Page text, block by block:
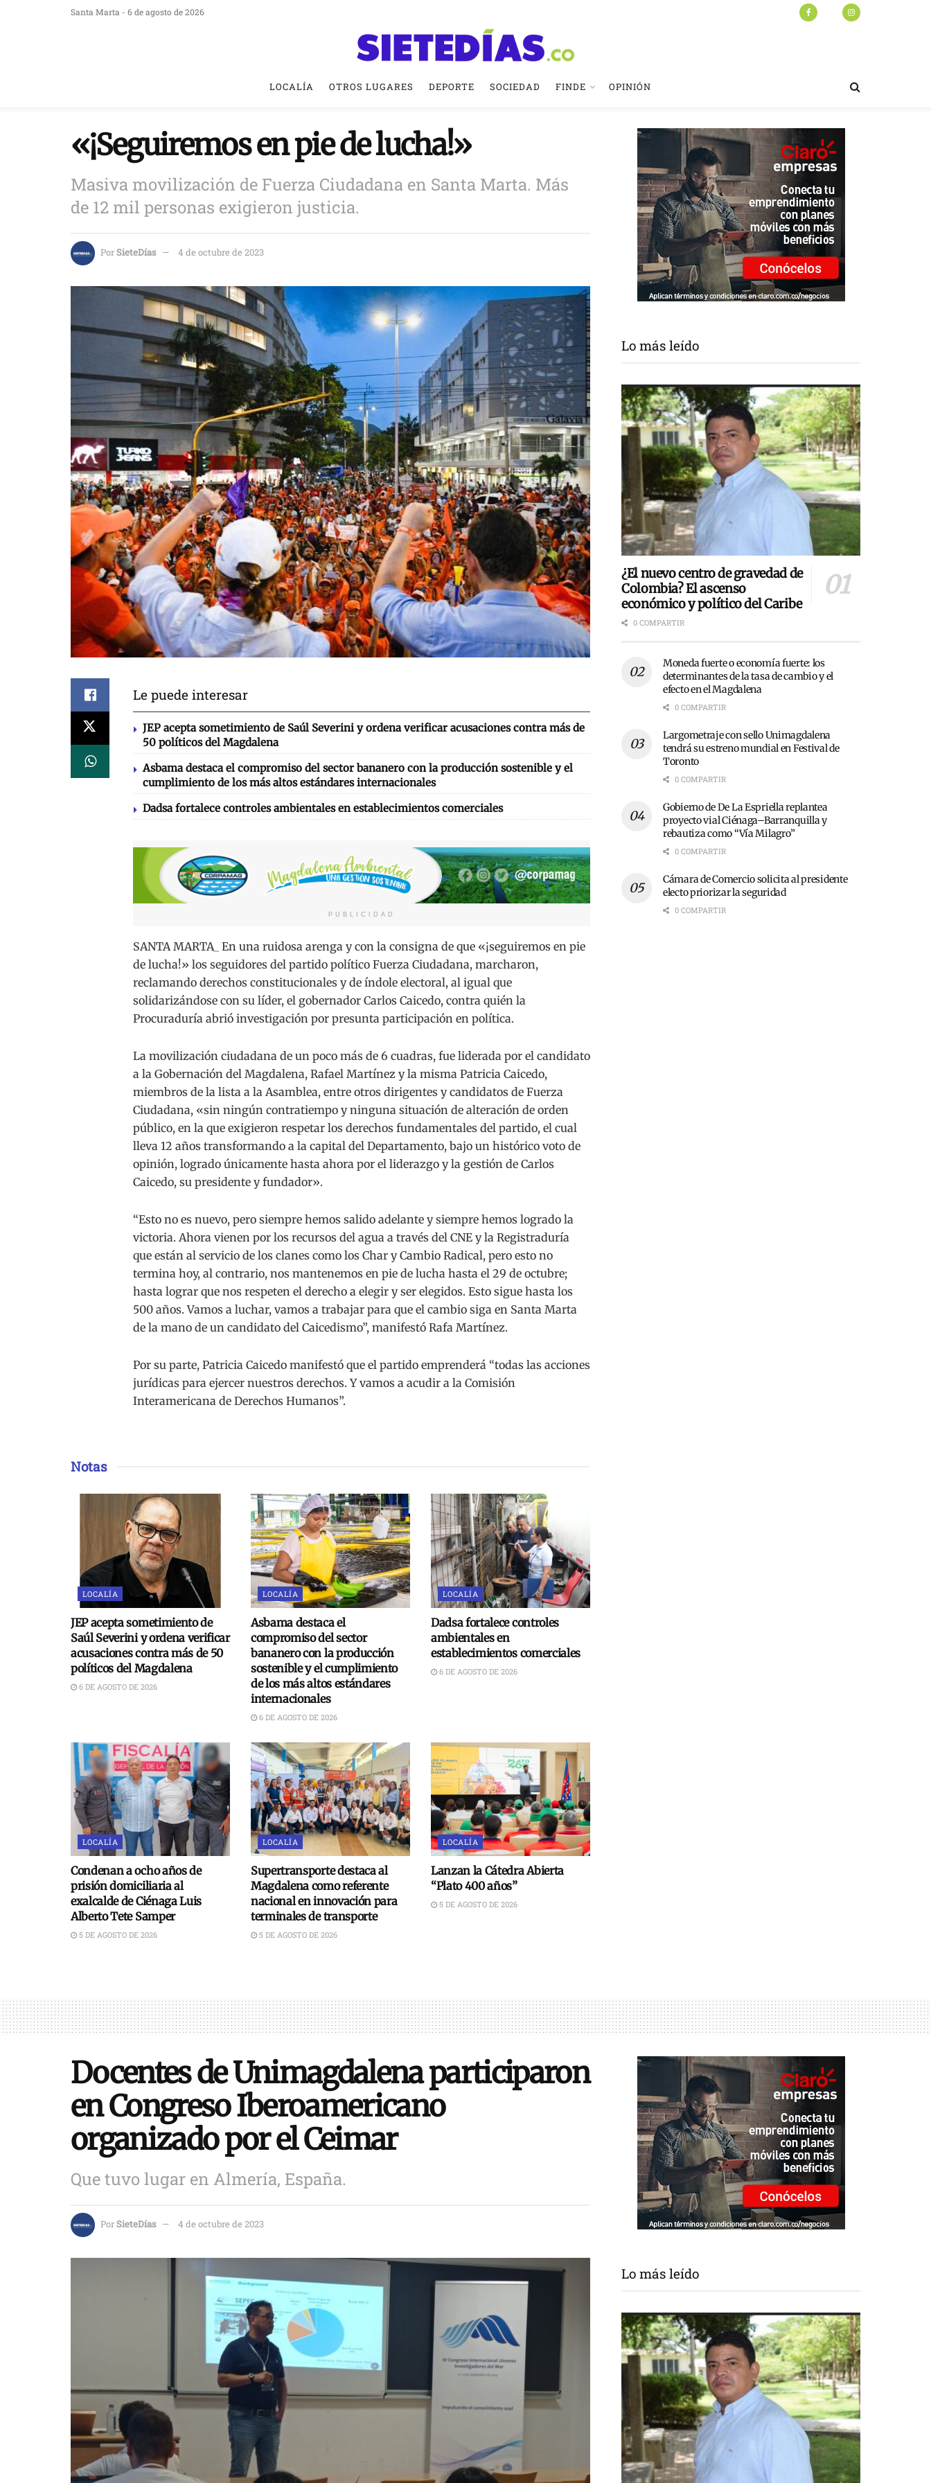
Santa Marta - 6 de agosto de 2026
LOCALÍA OTROS LUGARES DEPORTE SOCIEDAD FINDE OPINIÓN
«¡Seguiremos en pie de lucha!»
Masiva movilización de Fuerza Ciudadana en Santa Marta. Más
de 12 mil personas exigieron justicia.
PorSieteDías 4 de octubre de 2023
Le puede interesar
JEP acepta sometimiento de Saúl Severini y ordena verificar acusaciones contra más de
50 políticos del Magdalena
Asbama destaca el compromiso del sector bananero con la producción sostenible y el
cumplimiento de los más altos estándares internacionales
Dadsa fortalece controles ambientales en establecimientos comerciales
PUBLICIDAD
SANTA MARTA_ En una ruidosa arenga y con la consigna de que «¡seguiremos en pie
de lucha!» los seguidores del partido político Fuerza Ciudadana, marcharon,
reclamando derechos constitucionales y de índole electoral, al igual que
solidarizándose con su líder, el gobernador Carlos Caicedo, contra quién la
Procuraduría abrió investigación por presunta participación en política.
La movilización ciudadana de un poco más de 6 cuadras, fue liderada por el candidato
a la Gobernación del Magdalena, Rafael Martínez y la misma Patricia Caicedo,
miembros de la lista a la Asamblea, entre otros dirigentes y candidatos de Fuerza
Ciudadana, «sin ningún contratiempo y ninguna situación de alteración de orden
público, en la que exigieron respetar los derechos fundamentales del partido, el cual
lleva 12 años transformando a la capital del Departamento, bajo un histórico voto de
opinión, logrado únicamente hasta ahora por el liderazgo y la gestión de Carlos
Caicedo, su presidente y fundador».
“Esto no es nuevo, pero siempre hemos salido adelante y siempre hemos logrado la
victoria. Ahora vienen por los recursos del agua a través del CNE y la Registraduría
que están al servicio de los clanes como los Char y Cambio Radical, pero esto no
termina hoy, al contrario, nos mantenemos en pie de lucha hasta el 29 de octubre;
hasta lograr que nos respeten el derecho a elegir y ser elegidos. Esto sigue hasta los
500 años. Vamos a luchar, vamos a trabajar para que el cambio siga en Santa Marta
de la mano de un candidato del Caicedismo”, manifestó Rafa Martínez.
Por su parte, Patricia Caicedo manifestó que el partido emprenderá “todas las acciones
jurídicas para ejercer nuestros derechos. Y vamos a acudir a la Comisión
Interamericana de Derechos Humanos”.
Notas
LOCALÍA
JEP acepta sometimiento de
Saúl Severini y ordena verificar
acusaciones contra más de 50
políticos del Magdalena
6 DE AGOSTO DE 2026
LOCALÍA
Asbama destaca el
compromiso del sector
bananero con la producción
sostenible y el cumplimiento
de los más altos estándares
internacionales
6 DE AGOSTO DE 2026
LOCALÍA
Dadsa fortalece controles
ambientales en
establecimientos comerciales
6 DE AGOSTO DE 2026
LOCALÍA
Condenan a ocho años de
prisión domiciliaria al
exalcalde de Ciénaga Luis
Alberto Tete Samper
5 DE AGOSTO DE 2026
LOCALÍA
Supertransporte destaca al
Magdalena como referente
nacional en innovación para
terminales de transporte
5 DE AGOSTO DE 2026
LOCALÍA
Lanzan la Cátedra Abierta
“Plato 400 años”
5 DE AGOSTO DE 2026
Lo más leído
¿El nuevo centro de gravedad de
Colombia? El ascenso
económico y político del Caribe
0 COMPARTIR
Moneda fuerte o economía fuerte: los
determinantes de la tasa de cambio y el
efecto en el Magdalena
0 COMPARTIR
Largometraje con sello Unimagdalena
tendrá su estreno mundial en Festival de
Toronto
0 COMPARTIR
Gobierno de De La Espriella replantea
proyecto vial Ciénaga–Barranquilla y
rebautiza como “Vía Milagro”
0 COMPARTIR
Cámara de Comercio solicita al presidente
electo priorizar la seguridad
0 COMPARTIR
Docentes de Unimagdalena participaron
en Congreso Iberoamericano
organizado por el Ceimar
Que tuvo lugar en Almería, España.
PorSieteDías 4 de octubre de 2023
Lo más leído